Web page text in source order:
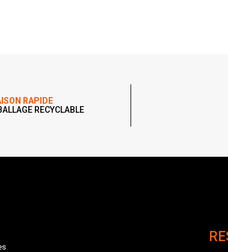
RAPIDE
RECYCLABLE